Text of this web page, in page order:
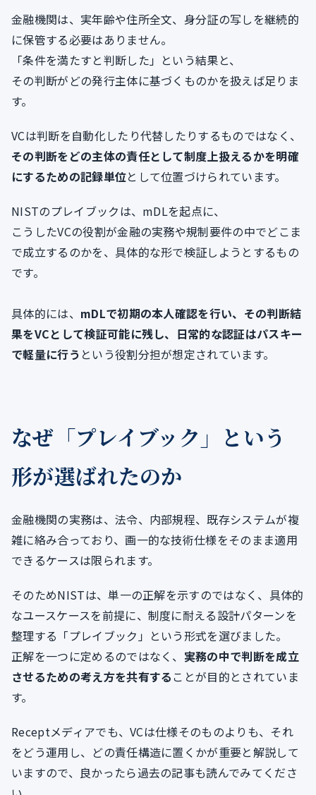
金融機関は、実年齢や住所全文、身分証の写しを継続的
に保管する必要はありません。
「条件を満たすと判断した」という結果と、
その判断がどの発行主体に基づくものかを扱えば足りま
す。
VCは判断を自動化したり代替したりするものではなく、
その判断をどの主体の責任として制度上扱えるかを明確
にするための記録単位として位置づけられています。
NISTのプレイブックは、mDLを起点に、
こうしたVCの役割が金融の実務や規制要件の中でどこま
で成立するのかを、具体的な形で検証しようとするもの
です。
具体的には、 mDLで初期の本人確認を行い、その判断結
果をVCとして検証可能に残し、日常的な認証はパスキー
で軽量に行う という役割分担が想定されています。
なぜ「プレイブック」という
形が選ばれたのか
金融機関の実務は、法令、内部規程、既存システムが複
雑に絡み合っており、画一的な技術仕様をそのまま適用
できるケースは限られます。
そのためNISTは、単一の正解を示すのではなく、具体的
なユースケースを前提に、制度に耐える設計パターンを
整理する「プレイブック」という形式を選びました。
正解を一つに定めるのではなく、 実務の中で判断を成立
させるための考え方を共有する ことが目的とされていま
す。
Receptメディアでも、VCは仕様そのものよりも、それ
をどう運用し、どの責任構造に置くかが重要と解説して
いますので、良かったら過去の記事も読んでみてくださ